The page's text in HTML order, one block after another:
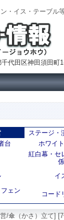
イス・テーブル
代田区神田須田町
ステージ・
台
ホワイ
紅白幕・セ
係
イ
ェン
コード
/傘（かさ）立て] [7